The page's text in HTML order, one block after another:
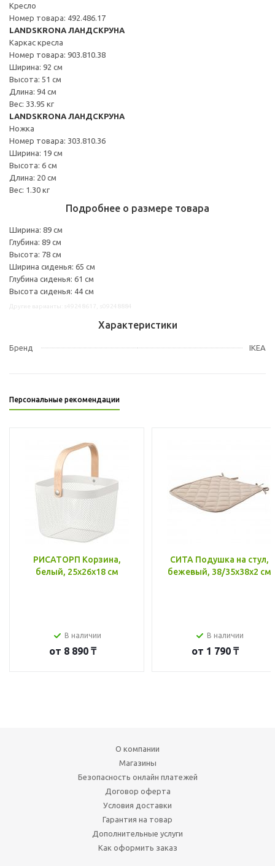
Кресло
Номер товара: 492.486.17
LANDSKRONA ЛАНДСКРУНА
Каркас кресла
Номер товара: 903.810.38
Ширина: 92 см
Высота: 51 см
Длина: 94 см
Вес: 33.95 кг
LANDSKRONA ЛАНДСКРУНА
Ножка
Номер товара: 303.810.36
Ширина: 19 см
Высота: 6 см
Длина: 20 см
Вес: 1.30 кг
Подробнее о размере товара
Ширина: 89 см
Глубина: 89 см
Высота: 78 см
Ширина сиденья: 65 см
Глубина сиденья: 61 см
Высота сиденья: 44 см
Характеристики
Бренд IKEA
Персональные рекомендации
РИСАТОРП Корзина,
белый, 25x26x18 см
В наличии
от 8 890 ₸
СИТА Подушка на стул,
бежевый, 38/35x38x2 см
В наличии
от 1 790 ₸
О компании
Магазины
Безопасность онлайн платежей
Договор оферта
Условия доставки
Гарантия на товар
Дополнительные услуги
Как оформить заказ